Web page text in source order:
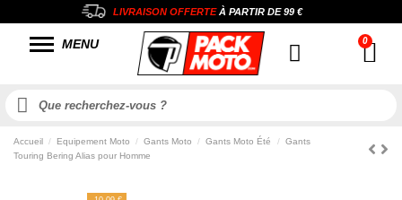
LIVRAISON OFFERTEÀ PARTIR DE99 €
MENU
Accueil Equipement Moto Gants Moto Gants Moto Été
Gants
Touring Bering Alias pour Homme